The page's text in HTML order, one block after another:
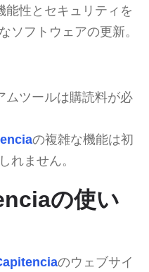
能性とセキュリティを
ソフトウェアの更新。
ムツールは購読料が必
の複雑な機能は初
れません。
の使い
のウェブサイ